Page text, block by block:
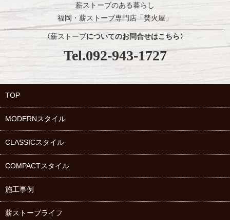
薪ストーブのある暮らし
福岡・薪ストーブ専門店「焚火屋」
〈 薪ストーブについてのお問合せはこちら 〉
Tel.092-943-1727
TOP
MODERNスタイル
CLASSICスタイル
COMPACTスタイル
施工事例
薪ストーブライフ